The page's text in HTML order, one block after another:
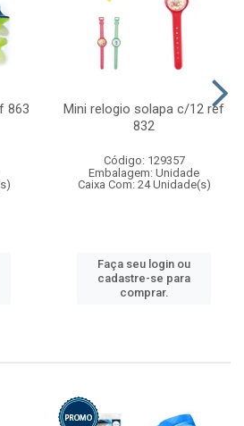
863
Mini relogio solapa c/12 ref
832
Código: 129357
Embalagem: Unidade
Caixa Com: 24 Unidade(s)
Faça seu login ou
cadastre-se para
comprar.